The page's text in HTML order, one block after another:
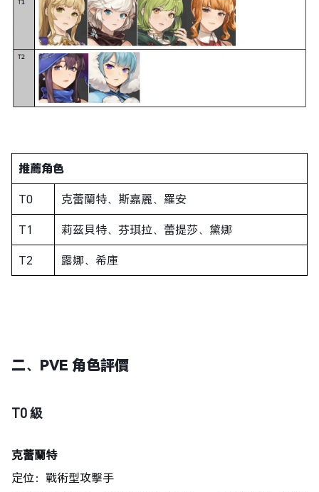
推薦角色
T0 克蕾蘭特、斯嘉麗、羅安
T1 莉茲貝特、芬琪拉、蕾提莎、黛娜
T2 露娜、希庫
二、 PVE 角色評價
T0 級
克蕾蘭特
定位：戰術型攻擊手